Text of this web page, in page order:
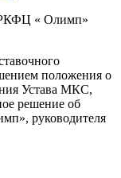
« Олимп»
положения о
Устава МКС,
решение об
руководителя